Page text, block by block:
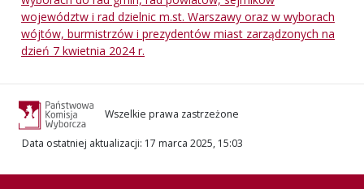
województw i rad dzielnic m.st. Warszawy oraz w wyborach
wójtów, burmistrzów i prezydentów miast zarządzonych na
dzień 7 kwietnia 2024 r.
Wszelkie prawa zastrzeżone
Data ostatniej aktualizacji: 17 marca 2025, 15:03